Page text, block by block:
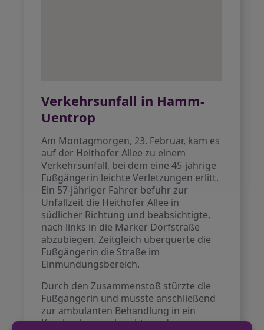
Verkehrsunfall in Hamm-
Uentrop
Am Montagmorgen, 23. Februar, kam es
auf der Heithofer Allee zu einem
Verkehrsunfall, bei dem eine 45-jährige
Fußgängerin leichte Verletzungen erlitt.
Ein 57-jähriger Fahrer befuhr zur
Unfallzeit die Heithofer Allee in
südlicher Richtung und beabsichtigte,
nach links in die Marker Dorfstraße
abzubiegen. Zeitgleich überquerte die
Fußgängerin die Straße im
Einmündungsbereich.
Durch den Zusammenstoß stürzte die
Fußgängerin und musste anschließend
zur ambulanten Behandlung in ein
Krankenhaus gebracht werden.